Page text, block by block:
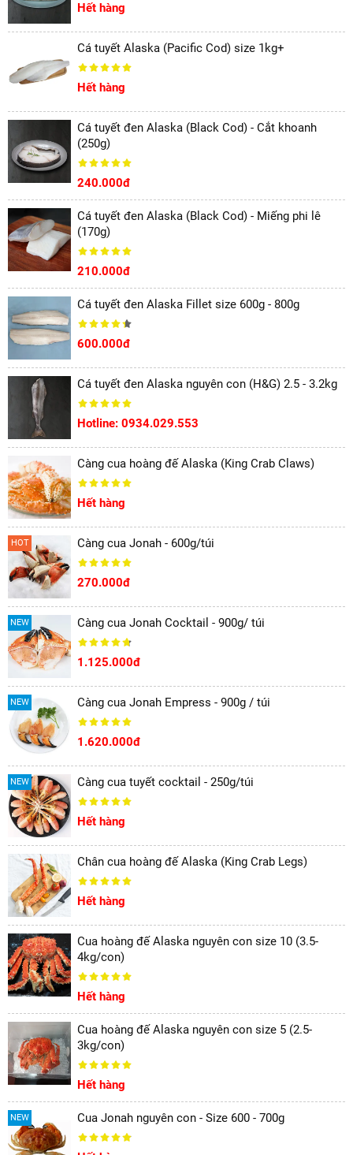
Hết hàng
Cá tuyết Alaska (Pacific Cod) size 1kg+
Hết hàng
Cá tuyết đen Alaska (Black Cod) - Cắt khoanh
(250g)
240.000đ
Cá tuyết đen Alaska (Black Cod) - Miếng phi lê
(170g)
210.000đ
Cá tuyết đen Alaska Fillet size 600g - 800g
600.000đ
Cá tuyết đen Alaska nguyên con (H&G) 2.5 - 3.2kg
Hotline: 0934.029.553
Càng cua hoàng đế Alaska (King Crab Claws)
Hết hàng
HOT Càng cua Jonah - 600g/túi
270.000đ
NEW Càng cua Jonah Cocktail - 900g/ túi
1.125.000đ
NEW Càng cua Jonah Empress - 900g / túi
1.620.000đ
NEW Càng cua tuyết cocktail - 250g/túi
Hết hàng
Chân cua hoàng đế Alaska (King Crab Legs)
Hết hàng
Cua hoàng đế Alaska nguyên con size 10 (3.5-
4kg/con)
Hết hàng
Cua hoàng đế Alaska nguyên con size 5 (2.5-
3kg/con)
Hết hàng
NEW Cua Jonah nguyên con - Size 600 - 700g